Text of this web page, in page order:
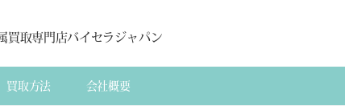
買取専門店バイセラジャパン
買取方法 会社概要